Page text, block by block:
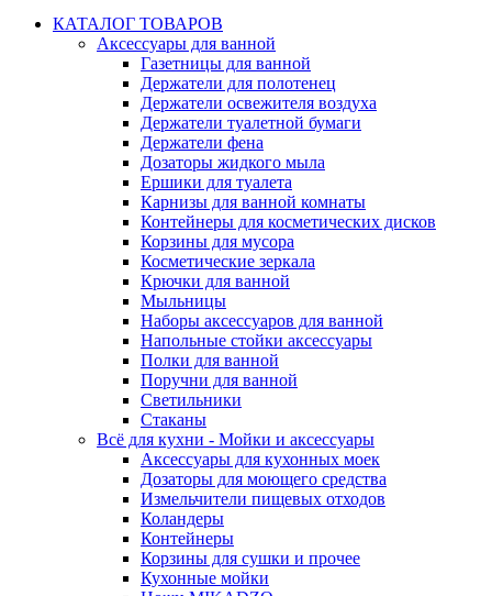
КАТАЛОГ ТОВАРОВ
Аксессуары для ванной
Газетницы для ванной
Держатели для полотенец
Держатели освежителя воздуха
Держатели туалетной бумаги
Держатели фена
Дозаторы жидкого мыла
Ершики для туалета
Карнизы для ванной комнаты
Контейнеры для косметических дисков
Корзины для мусора
Косметические зеркала
Крючки для ванной
Мыльницы
Наборы аксессуаров для ванной
Напольные стойки аксессуары
Полки для ванной
Поручни для ванной
Светильники
Стаканы
Всё для кухни - Мойки и аксессуары
Аксессуары для кухонных моек
Дозаторы для моющего средства
Измельчители пищевых отходов
Коландеры
Контейнеры
Корзины для сушки и прочее
Кухонные мойки